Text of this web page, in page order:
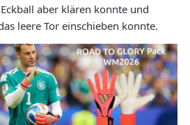
aber klären konnte und
leere Tor einschieben konnte.